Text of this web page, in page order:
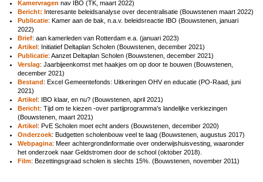
Kamervragen nav IBO (TK, maart 2022)
Bericht: Interesante beleidsanalyse over decentralisatie (Bouwstenen maart 2022)
Publicatie: Kamer aan de bak, n.a.v. beleidsreactie IBO (Bouwstenen, januari
2022)
Brief: aan kamerleden van Rotterdam e.a. (januari 2023)
Artikel: Initiatief Deltaplan Scholen (Bouwstenen, december 2021)
Publicatie: Aanzet Deltaplan Scholen (Bouwstenen, december 2021)
Verslag: Jaarbijeenkomst met haakjes om op door te bouwen (Bouwstenen,
december 2021)
Bestand: Excel Gemeentefonds: Uitkeringen OHV en educatie (PO-Raad, juni
2021)
Artikel: IBO klaar, en nu? (Bouwstenen, april 2021)
Bericht: Tijd om te kiezen -over partijprogramma's landelijke verkiezingen
(Bouwstenen, maart 2021)
Artikel: PvE Scholen moet echt anders (Bouwstenen, december 2020)
Onderzoek: Budgetten scholenbouw veel te laag (Bouwstenen, augustus 2017)
Webpagina: Meer achtergrondinformatie over onderwijshuisvesting, waaronder
het onderzoek naar Geldstromen door de school (oktober 2018).
Film: Bezettingsgraad scholen is slechts 15%. (Bouwstenen, november 2011)